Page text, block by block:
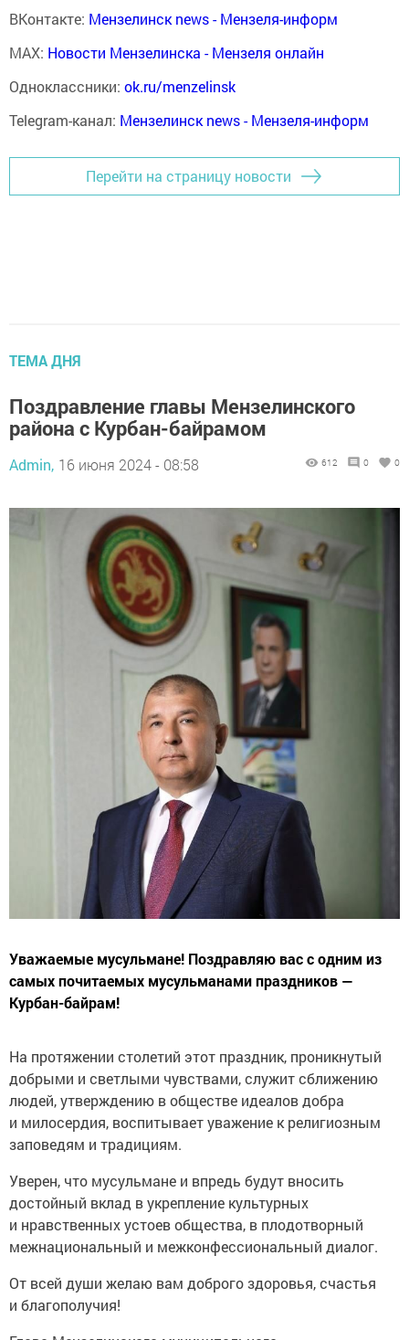
ВКонтакте: Мензелинск news - Мензеля-информ
MAX: Новости Мензелинска - Мензеля онлайн
Одноклассники: ok.ru/menzelinsk
Telegram-канал: Мензелинск news - Мензеля-информ
Перейти на страницу новости
ТЕМА ДНЯ
Поздравление главы Мензелинского
района с Курбан-байрамом
Admin, 16 июня 2024 - 08:58 612 0 0
Уважаемые мусульмане! Поздравляю вас с одним из
самых почитаемых мусульманами праздников —
Курбан-байрам!
На протяжении столетий этот праздник, проникнутый
добрыми и светлыми чувствами, служит сближению
людей, утверждению в обществе идеалов добра
и милосердия, воспитывает уважение к религиозным
заповедям и традициям.
Уверен, что мусульмане и впредь будут вносить
достойный вклад в укрепление культурных
и нравственных устоев общества, в плодотворный
межнациональный и межконфессиональный диалог.
От всей души желаю вам доброго здоровья, счастья
и благополучия!